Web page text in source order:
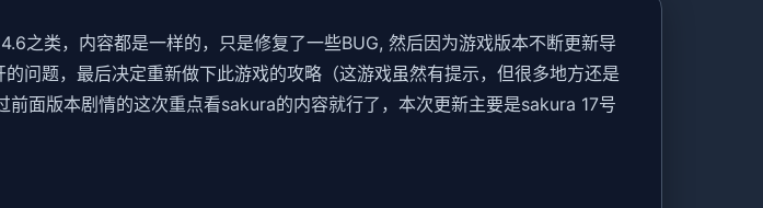
之类，内容都是一样的，只是修复了一些BUG, 然后因为游戏版本不断更新导
问题，最后决定重新做下此游戏的攻略（这游戏虽然有提示，但很多地方还是
面版本剧情的这次重点看sakura的内容就行了，本次更新主要是sakura 17号